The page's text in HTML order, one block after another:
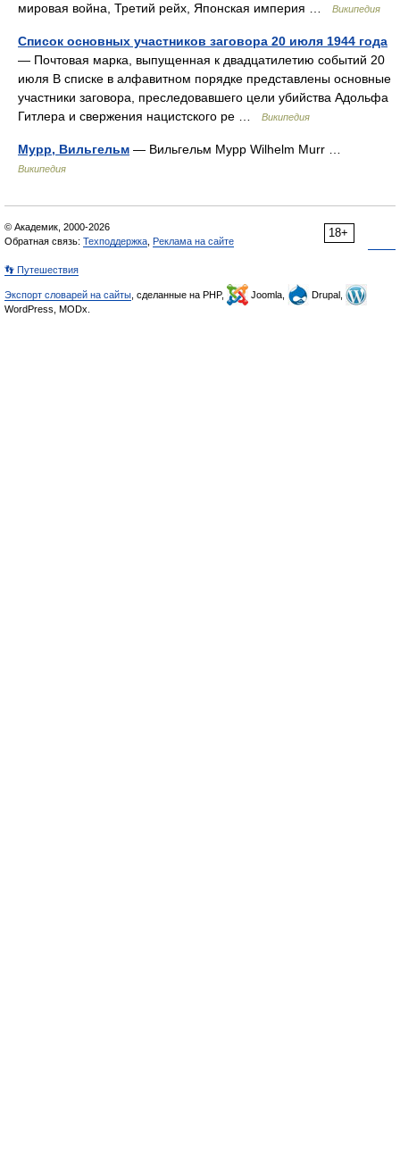
мировая война, Третий рейх, Японская империя …
Википедия
Список основных участников заговора 20 июля 1944 года
— Почтовая марка, выпущенная к двадцатилетию событий 20
июля В списке в алфавитном порядке представлены основные
участники заговора, преследовавшего цели убийства Адольфа
Гитлера и свержения нацистского ре …
Википедия
Мурр, Вильгельм — Вильгельм Мурр Wilhelm Murr …
Википедия
18+
© Академик, 2000-2026
Обратная связь: Техподдержка Реклама на сайте
👣 Путешествия
Экспорт словарей на сайты , сделанные на PHP, Joomla,
Drupal,
WordPress, MODx.